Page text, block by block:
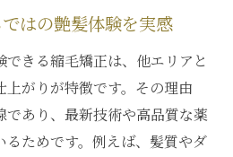
ージレスを目指すケア法
矯正の組み合わせが注目
持続型髪質改善の秘訣
艶髪も夢じゃない
はの艶髪体験を実感
きる縮毛矯正は、他エリアと
上がりが特徴です。その理由
であり、最新技術や高品質な薬
るためです。例えば、髪質やダ